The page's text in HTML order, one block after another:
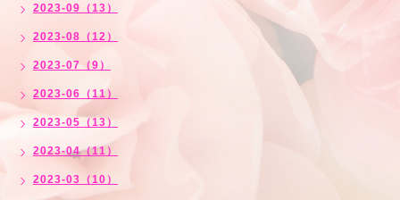
2023-09（13）
2023-08（12）
2023-07（9）
2023-06（11）
2023-05（13）
2023-04（11）
2023-03（10）